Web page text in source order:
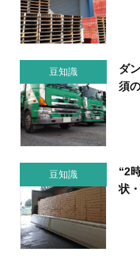
豆知識
ダ
須
豆知識
“2
状